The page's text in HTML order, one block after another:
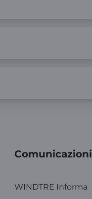
Comunicazioni
WINDTRE Informa